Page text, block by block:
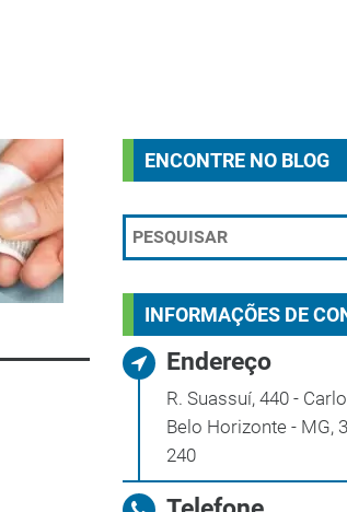
ENCONTRE NO BLOG
INFORMAÇÕES DE
Endereço
R. Suassuí, 440 -
Belo Horizonte - MG,
240